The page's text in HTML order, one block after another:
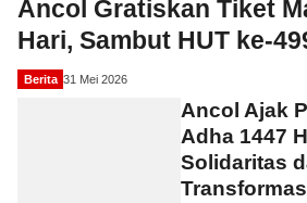
Ancol Gratiskan Tiket
Hari, Sambut HUT ke-
Berita 31 Mei 2026
Ancol Ajak
Adha 1447
Solidaritas